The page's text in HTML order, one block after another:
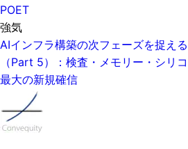
POET
強気
AIインフラ構築の次フェーズを捉え
（Part 5）：検査・メモリー・シリ
最大の新規確信